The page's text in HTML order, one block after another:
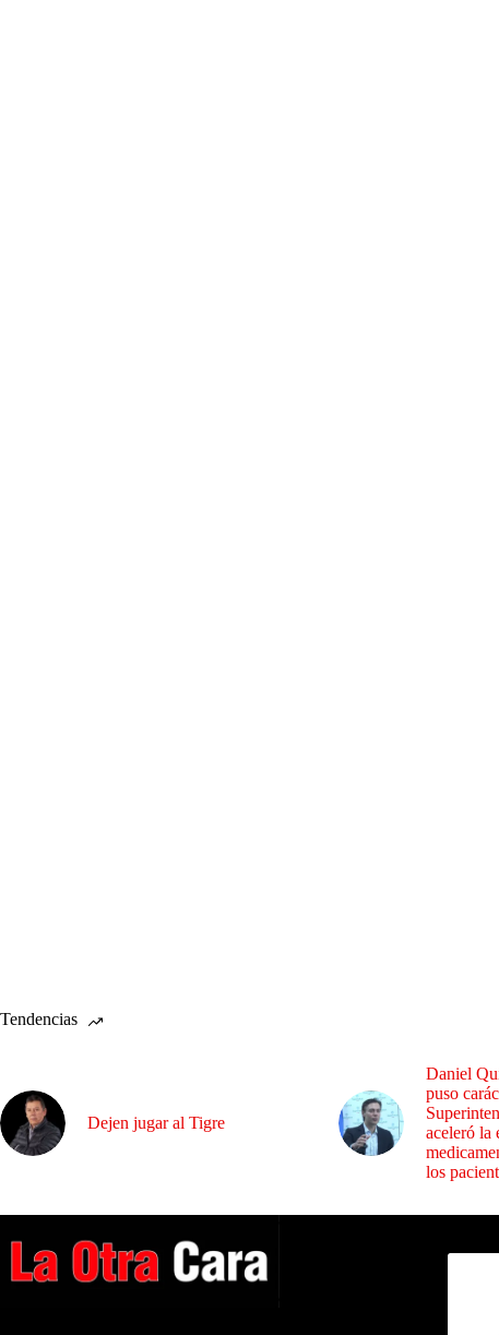
Tendencias
Dejen jugar al Tigre
Daniel
puso
aceleró la
los